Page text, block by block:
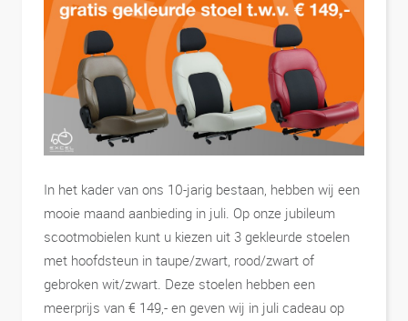
In het kader van ons 10-jarig bestaan, hebben wij een
mooie maand aanbieding in juli. Op onze jubileum
scootmobielen kunt u kiezen uit 3 gekleurde stoelen
met hoofdsteun in taupe/zwart, rood/zwart of
gebroken wit/zwart. Deze stoelen hebben een
meerprijs van € 149,- en geven wij in juli cadeau op